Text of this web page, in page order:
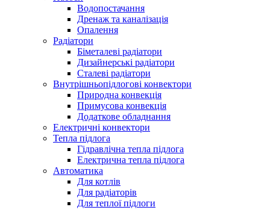
Водопостачання
Дренаж та каналізація
Опалення
Радіатори
Біметалеві радіатори
Дизайнерські радіатори
Сталеві радіатори
Внутрішньопідлогові конвектори
Природна конвекція
Примусова конвекція
Додаткове обладнання
Електричні конвектори
Тепла підлога
Гідравлічна тепла підлога
Електрична тепла підлога
Автоматика
Для котлів
Для радіаторів
Для теплої підлоги